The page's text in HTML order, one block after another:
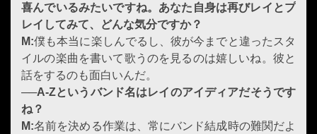
喜んでいるみたいですね。あなた自身は再びレイ とプ
レイしてみて、どんな気分ですか？
M:僕も本当に楽しんでるし、彼が今までと違ったスタ
イルの楽曲を書いて歌うのを見るのは嬉しいね。彼と
話をするのも面白いんだ。
──A-Zというバンド名はレイのアイディアだそうです
ね？
M:名前を決める作業は、常にバンド結成時の難関だよ